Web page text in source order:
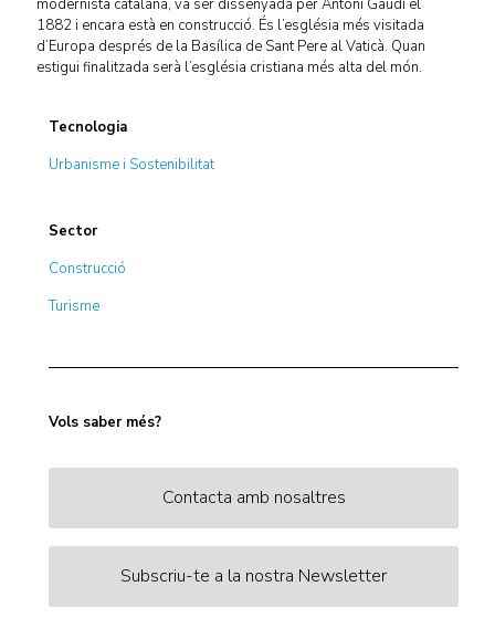
modernista catalana, va ser dissenyada per Antoni Gaudí el
1882 i encara està en construcció. És l’església més visitada
d’Europa després de la Basílica de Sant Pere al Vaticà. Quan
estigui finalitzada serà l’església cristiana més alta del món.
Tecnologia
Urbanisme i Sostenibilitat
Sector
Construcció
Turisme
Vols saber més?
Contacta amb nosaltres
Subscriu-te a la nostra Newsletter